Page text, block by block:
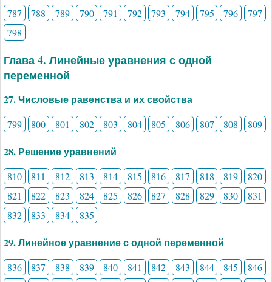
787 788 789 790 791 792 793 794 795 796
797
798
Глава 4. Линейные уравнения с одной
переменной
27. Числовые равенства и их свойства
799 800 801 802 803 804 805 806 807 808 809
28. Решение уравнений
810 811 812 813 814 815 816 817 818 819
820
821
822 823 824 825 826 827 828 829 830
831
832
833 834 835
29. Линейное уравнение с одной переменной
836 837 838 839 840 841 842 843 844 845
846